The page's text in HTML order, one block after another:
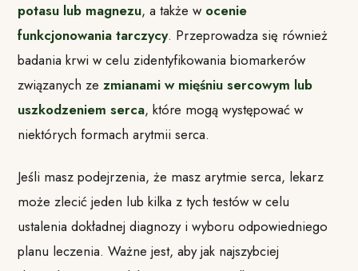
potasu lub magnezu, a także w ocenie
funkcjonowania tarczycy. Przeprowadza się również
badania krwi w celu zidentyfikowania biomarkerów
związanych zezmianami w mięśniu sercowym lub
uszkodzeniem serca, które mogą występować w
niektórych formach arytmii serca.
Jeśli masz podejrzenia, że masz arytmie serca, lekarz
może zlecić jeden lub kilka z tych testów w celu
ustalenia dokładnej diagnozy i wyboru odpowiedniego
planu leczenia. Ważne jest, aby jak najszybciej